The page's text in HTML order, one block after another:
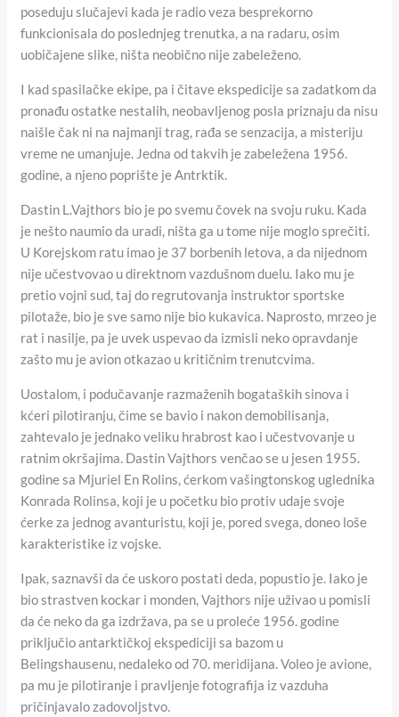
poseduju slučajevi kada je radio veza besprekorno
funkcionisala do poslednjeg trenutka, a na radaru, osim
uobičajene slike, ništa neobično nije zabeleženo.
I kad spasilačke ekipe, pa i čitave ekspedicije sa zadatkom da
pronađu ostatke nestalih, neobavljenog posla priznaju da nisu
naišle čak ni na najmanji trag, rađa se senzacija, a misteriju
vreme ne umanjuje. Jedna od takvih je zabeležena 1956.
godine, a njeno poprište je Antrktik.
Dastin L.Vajthors bio je po svemu čovek na svoju ruku. Kada
je nešto naumio da uradi, ništa ga u tome nije moglo sprečiti.
U Korejskom ratu imao je 37 borbenih letova, a da nijednom
nije učestvovao u direktnom vazdušnom duelu. Iako mu je
pretio vojni sud, taj do regrutovanja instruktor sportske
pilotaže, bio je sve samo nije bio kukavica. Naprosto, mrzeo je
rat i nasilje, pa je uvek uspevao da izmisli neko opravdanje
zašto mu je avion otkazao u kritičnim trenutcvima.
Uostalom, i podučavanje razmaženih bogataških sinova i
kćeri pilotiranju, čime se bavio i nakon demobilisanja,
zahtevalo je jednako veliku hrabrost kao i učestvovanje u
ratnim okršajima. Dastin Vajthors venčao se u jesen 1955.
godine sa Mjuriel En Rolins, ćerkom vašingtonskog uglednika
Konrada Rolinsa, koji je u početku bio protiv udaje svoje
ćerke za jednog avanturistu, koji je, pored svega, doneo loše
karakteristike iz vojske.
Ipak, saznavši da će uskoro postati deda, popustio je. Iako je
bio strastven kockar i monden, Vajthors nije uživao u pomisli
da će neko da ga izdržava, pa se u proleće 1956. godine
priključio antarktičkoj ekspediciji sa bazom u
Belingshausenu, nedaleko od 70. meridijana. Voleo je avione,
pa mu je pilotiranje i pravljenje fotografija iz vazduha
pričinjavalo zadovoljstvo.